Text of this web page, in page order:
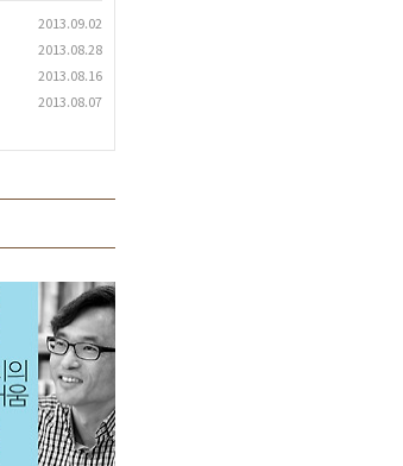
2013.09.02
2013.08.28
2013.08.16
2013.08.07